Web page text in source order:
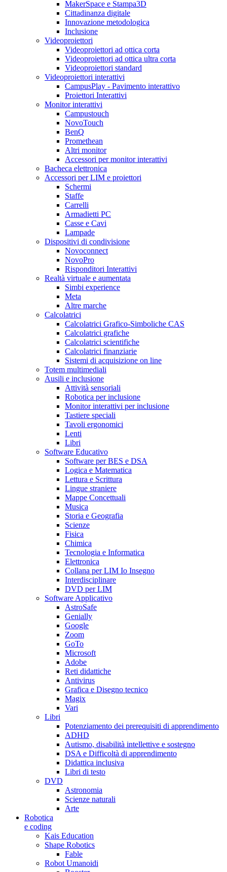
MakerSpace e Stampa3D
Cittadinanza digitale
Innovazione metodologica
Inclusione
Videoproiettori
Videoproiettori ad ottica corta
Videoproiettori ad ottica ultra corta
Videoproiettori standard
Videoproiettori interattivi
CampusPlay - Pavimento interattivo
Proiettori Interattivi
Monitor interattivi
Campustouch
NovoTouch
BenQ
Promethean
Altri monitor
Accessori per monitor interattivi
Bacheca elettronica
Accessori per LIM e proiettori
Schermi
Staffe
Carrelli
Armadietti PC
Casse e Cavi
Lampade
Dispositivi di condivisione
Novoconnect
NovoPro
Risponditori Interattivi
Realtà virtuale e aumentata
Simbi experience
Meta
Altre marche
Calcolatrici
Calcolatrici Grafico-Simboliche CAS
Calcolatrici grafiche
Calcolatrici scientifiche
Calcolatrici finanziarie
Sistemi di acquisizione on line
Totem multimediali
Ausili e inclusione
Attività sensoriali
Robotica per inclusione
Monitor interattivi per inclusione
Tastiere speciali
Tavoli ergonomici
Lenti
Libri
Software Educativo
Software per BES e DSA
Logica e Matematica
Lettura e Scrittura
Lingue straniere
Mappe Concettuali
Musica
Storia e Geografia
Scienze
Fisica
Chimica
Tecnologia e Informatica
Elettronica
Collana per LIM Io Insegno
Interdisciplinare
DVD per LIM
Software Applicativo
AstroSafe
Genially
Google
Zoom
GoTo
Microsoft
Adobe
Reti didattiche
Antivirus
Grafica e Disegno tecnico
Magix
Vari
Libri
Potenziamento dei prerequisiti di apprendimento
ADHD
Autismo, disabilità intellettive e sostegno
DSA e Difficoltà di apprendimento
Didattica inclusiva
Libri di testo
DVD
Astronomia
Scienze naturali
Arte
Robotica
e coding
Kais Education
Shape Robotics
Fable
Robot Umanoidi